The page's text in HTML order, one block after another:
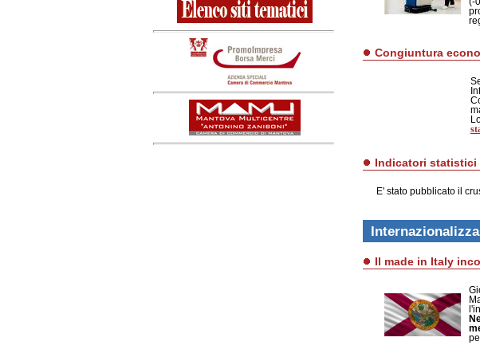
Congiuntura
Indicatori statistici
E' stato pubblicato il
Il made in Italy